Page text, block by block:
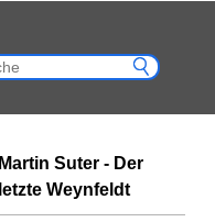
Martin Suter - Der
letzte Weynfeldt